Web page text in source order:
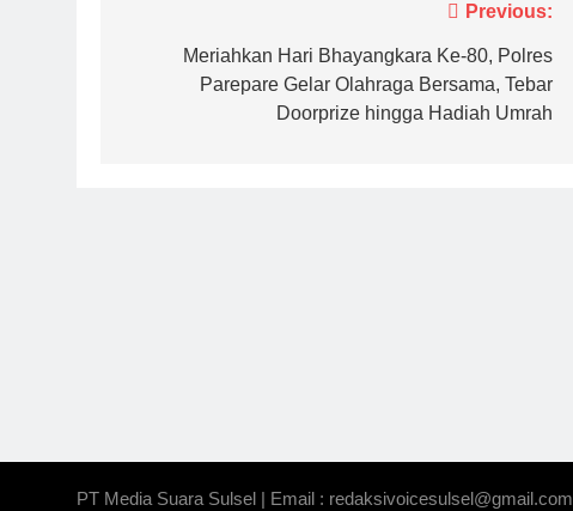
Previous:
Meriahkan Hari Bhayangkara Ke-80, Polres
Parepare Gelar Olahraga Bersama, Tebar
Doorprize hingga Hadiah Umrah
PT Media Suara Sulsel | Email :